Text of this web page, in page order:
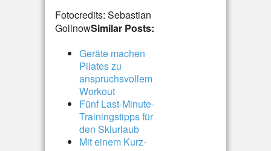
Fotocredits: Sebastian
GollnowSimilar Posts:
Geräte machen
Pilates zu
anspruchsvollem
Workout
Fünf Last-Minute-
Trainingstipps für
den Skiurlaub
Mit einem Kurz-